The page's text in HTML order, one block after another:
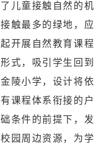
儿童接触自然的机
触最多的绿地，应
开展自然教育课程
式，吸引学生回到
陵小学，设计将依
课程体系衔接的户
条件的前提下，发
园周边资源，为学